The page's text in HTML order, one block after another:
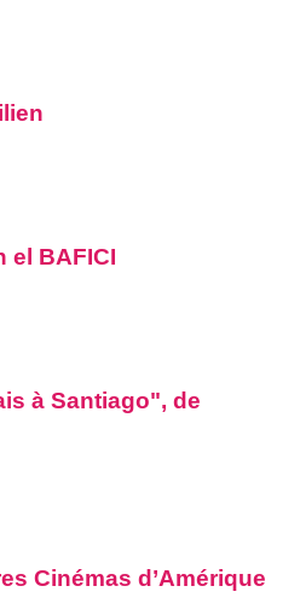
el BAFICI
à Santiago", de
Cinémas d’Amérique